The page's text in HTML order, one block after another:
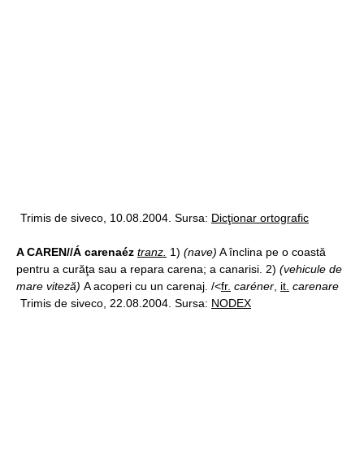
Trimis de siveco, 10.08.2004. Sursa: Dicţionar ortografic
A CAREN//Á carenaéz tranz. 1) (nave) A înclina pe o coastă
pentru a curăţa sau a repara carena; a canarisi. 2) (vehicule de
mare viteză) A acoperi cu un carenaj. /<fr. caréner it. carenare
Trimis de siveco, 22.08.2004. Sursa: NODEX